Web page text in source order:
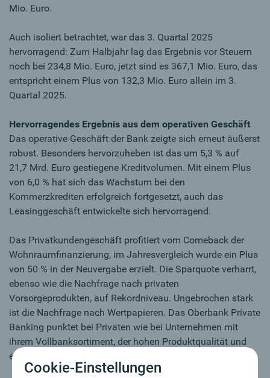
Mio. Euro.
Auch isoliert betrachtet, war das 3. Quartal 2025
hervorragend: Zum Halbjahr lag das Ergebnis vor Steuern
noch bei 234,8 Mio. Euro, jetzt sind es 367,1 Mio. Euro, das
entspricht einem Plus von 132,3 Mio. Euro allein im 3.
Quartal 2025.
Hervorragendes Ergebnis aus dem operativen Geschäft
Das operative Geschäft der Bank zeigte sich erneut äußerst
robust. Besonders hervorzuheben ist das um 5,3 % auf
21,7 Mrd. Euro gestiegene Kreditvolumen. Mit einem Plus
von 6,0 % hat sich das Wachstum bei den
Kommerzkrediten erfolgreich fortgesetzt, auch das
Leasinggeschäft entwickelte sich hervorragend.
Das Privatkundengeschäft profitiert vom Comeback der
Wohnraumfinanzierung, im Jahresvergleich wurde ein Plus
von 50 % in der Neuvergabe erzielt. Die Sparquote verharrt,
ebenso wie die Nachfrage nach privaten
Vorsorgeprodukten, auf Rekordniveau. Ungebrochen stark
ist die Nachfrage nach Wertpapieren. Das Oberbank Private
Banking punktet bei Privaten wie bei Unternehmen mit
ihrem Vollbanksortiment, der hohen Produktqualität und
erstklassiger Bonität.
Cookie-Einstellungen